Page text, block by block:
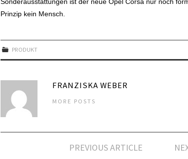
Prinzip kein Mensch.
PRODUKT
FRANZISKA WEBER
MORE POSTS
PREVIOUS ARTICLE